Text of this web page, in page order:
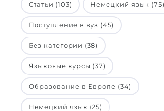
Статьи (103) Немецкий язык (75)
Поступление в вуз (45)
Без категории (38)
Языковые курсы (37)
Образование в Европе (34)
Немецкий язык (25)